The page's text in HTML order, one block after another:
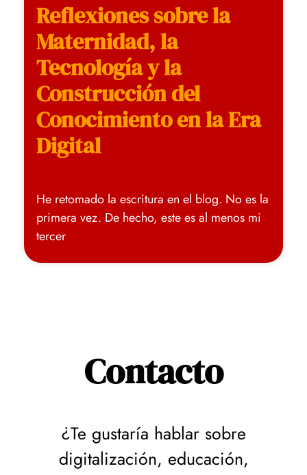
Reflexiones sobre la
Maternidad, la
Tecnología y la
Construcción del
Conocimiento en la Era
Digital
He retomado la escritura en el blog. No es la
primera vez. De hecho, este es al menos mi
tercer
Contacto
¿Te gustaría hablar sobre
digitalización, educación,